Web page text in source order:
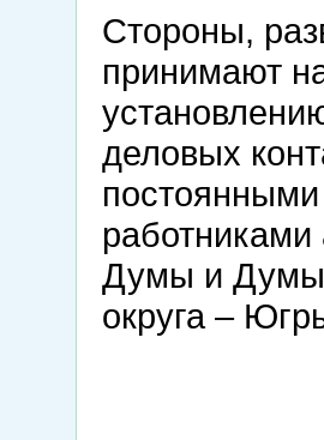
Стороны,
принимают
деловых
работниками
Думы и Думы
округа –